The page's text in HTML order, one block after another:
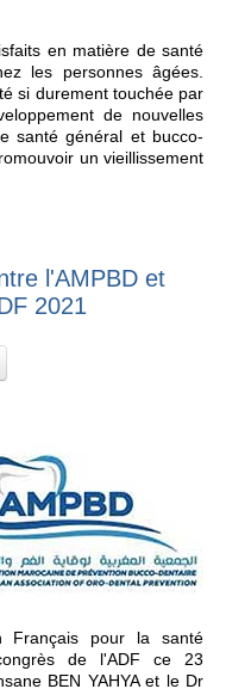
en matière de santé
les personnes âgées.
si durement touchée par
de nouvelles
santé général et bucco-
un vieillissement
l'AMPBD et
2021
Français pour la santé
de l'ADF ce 23
BEN YAHYA et le Dr